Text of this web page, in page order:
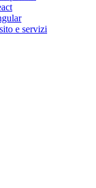
e servizi